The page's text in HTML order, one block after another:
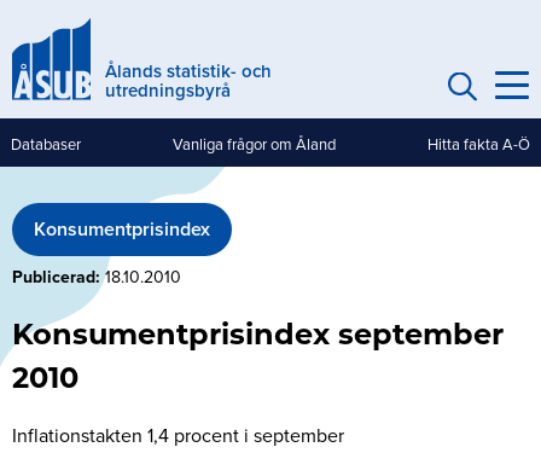
till
huvudinnehållÅlands statistik- och
utredningsbyrå
Genvägar
Databaser Vanliga frågor om Åland Hitta fakta A-Ö
Konsumentprisindex
Publicerad 18.10.2010
Konsumentprisindex september
2010
Inflationstakten 1,4 procent i september